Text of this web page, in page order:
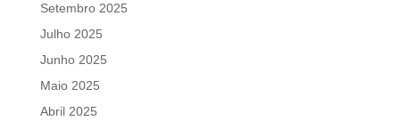
Setembro 2025
Julho 2025
Junho 2025
Maio 2025
Abril 2025